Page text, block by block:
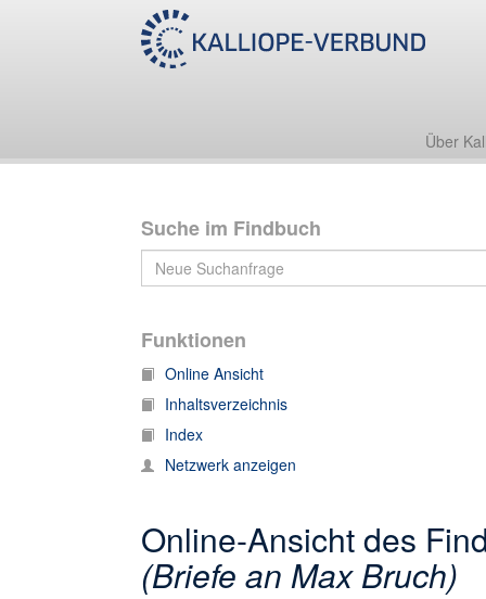
Über
Suche im Findbuch
Funktionen
Online Ansicht
Inhaltsverzeichnis
Index
Netzwerk anzeigen
Online-Ansicht des
(Briefe an Max Bruch)